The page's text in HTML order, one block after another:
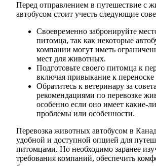
Перед отправлением в путешествие с
автобусом стоит учесть следующие
Своевременно забронируйте
питомца, так как некоторые
компании могут иметь
мест для животных.
Подготовьте своего питомца к
включая привыкание к переноске
Обратитесь к ветеринару за
рекомендациями по перевозке
особенно если оно имеет какие-
проблемы или особенности.
Перевозка животных автобусом в
удобной и доступной опцией для
питомцами. Но необходимо заранее
требования компаний, обеспечить